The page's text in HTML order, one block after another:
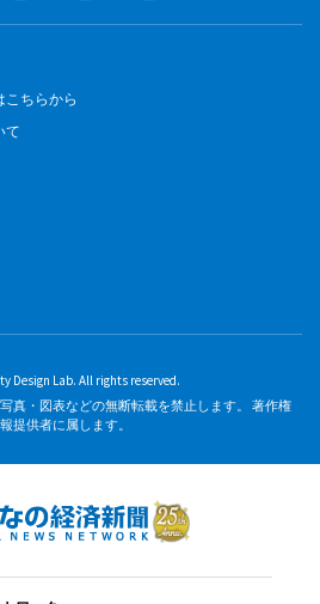
こちらから
て
Design Lab. All rights reserved.
真・図表などの無断転載を禁止します。 著作権
提供者に属します。